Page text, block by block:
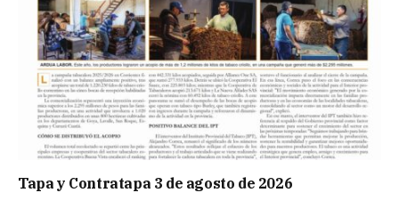
Tapa y Contratapa 3 de agosto de 2026